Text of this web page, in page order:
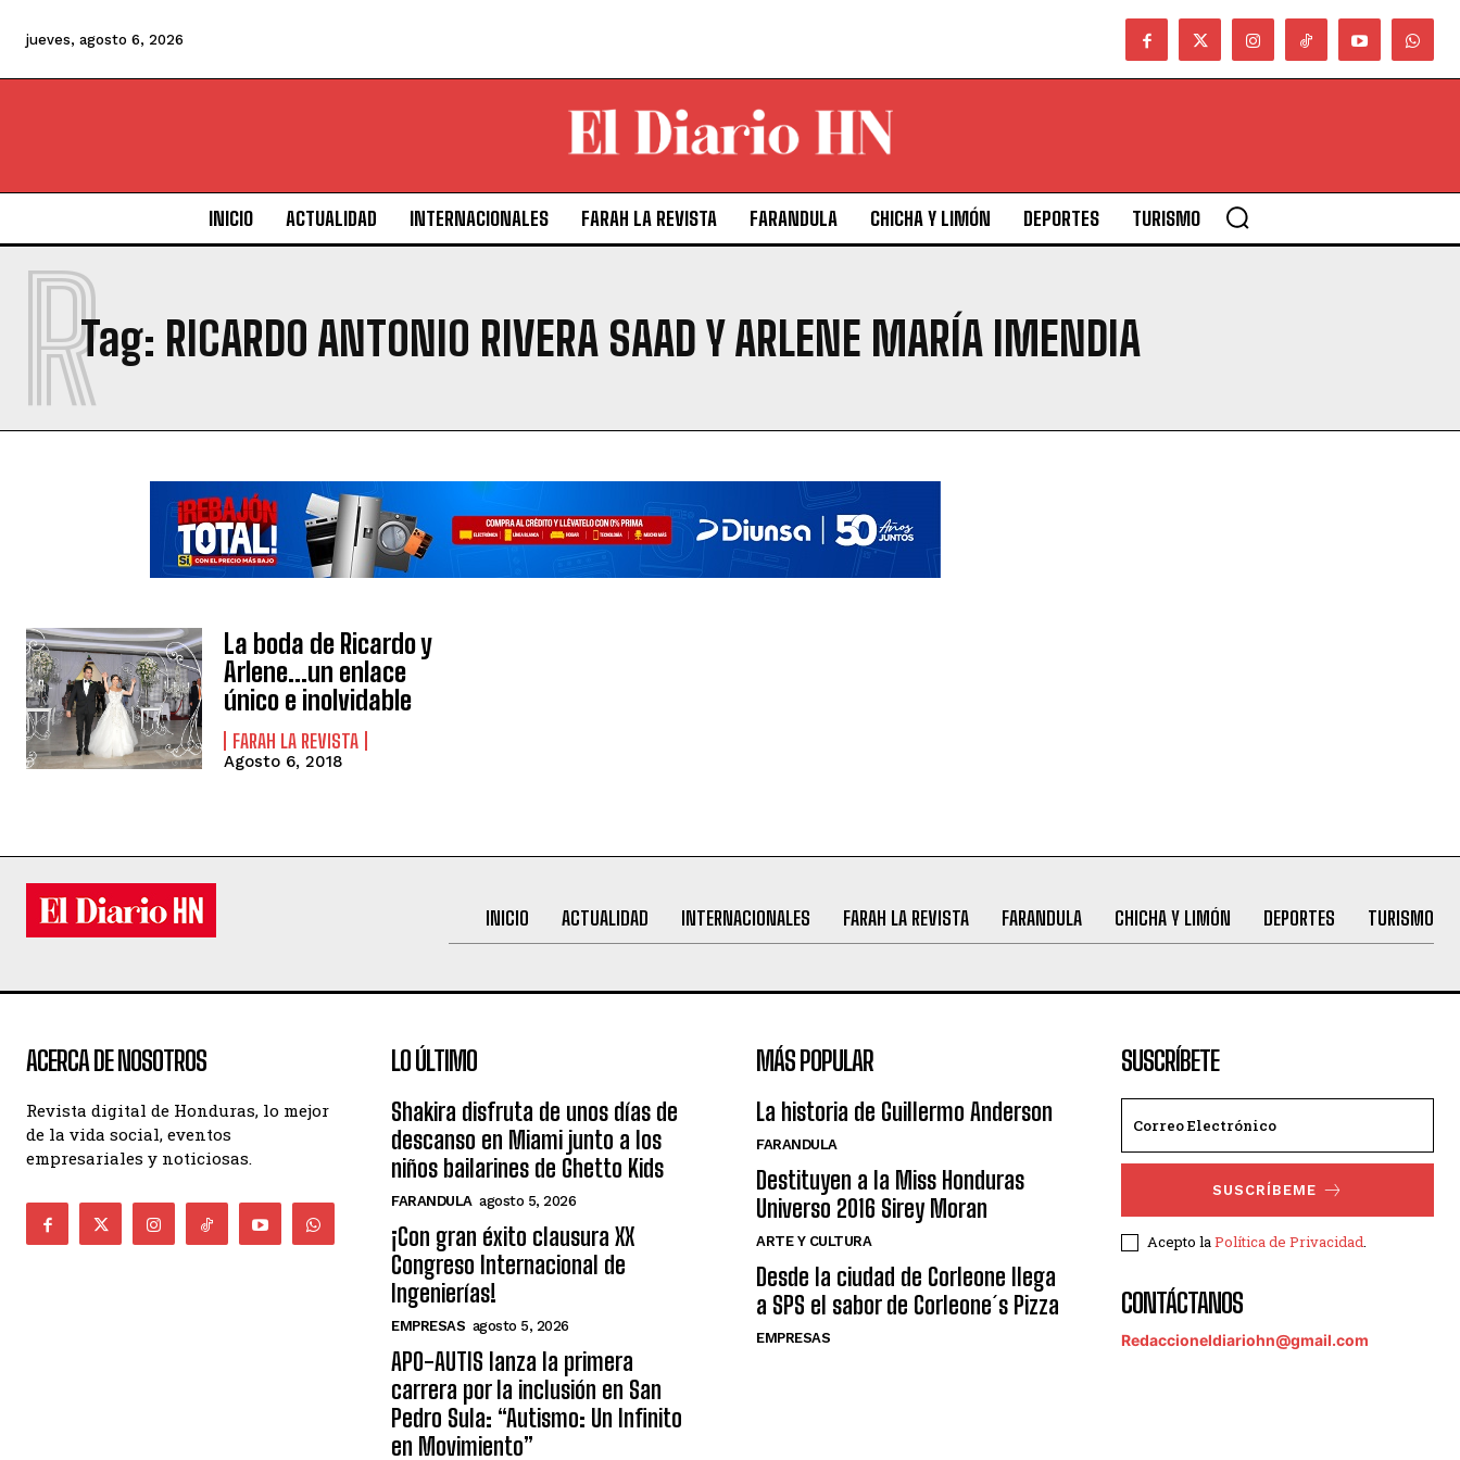
jueves, agosto 6, 2026
INICIO ACTUALIDAD INTERNACIONALES FARAH LA REVISTA FARANDULA CHICHA Y LIMÓN DEPORTES TURISMO
Tag: RICARDO ANTONIO RIVERA SAAD Y ARLENE MARÍA IMENDIA
R
La boda de Ricardo y
Arlene…un enlace
único e inolvidable
FARAH LA REVISTA
Agosto 6, 2018
INICIO ACTUALIDAD INTERNACIONALES FARAH LA REVISTA FARANDULA CHICHA Y LIMÓN DEPORTES TURISMO
ACERCA DE NOSOTROS
Revista digital de Honduras, lo mejor
de la vida social, eventos
empresariales y noticiosas.
LO ÚLTIMO
Shakira disfruta de unos días de
descanso en Miami junto a los
niños bailarines de Ghetto Kids
FARANDULA agosto 5, 2026
¡Con gran éxito clausura XX
Congreso Internacional de
Ingenierías!
EMPRESAS agosto 5, 2026
APO-AUTIS lanza la primera
carrera por la inclusión en San
Pedro Sula: “Autismo: Un Infinito
en Movimiento”
MÁS POPULAR
La historia de Guillermo Anderson
FARANDULA
Destituyen a la Miss Honduras
Universo 2016 Sirey Moran
ARTE Y CULTURA
Desde la ciudad de Corleone llega
a SPS el sabor de Corleone´s Pizza
EMPRESAS
SUSCRÍBETE
SUSCRÍBEME
Acepto laPolítica de Privacidad.
CONTÁCTANOS
Redaccioneldiariohn@gmail.com